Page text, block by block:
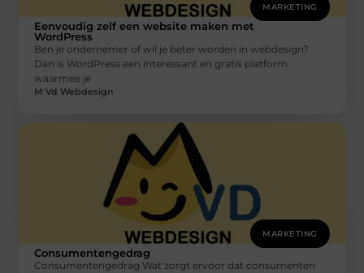
MARKETING
Eenvoudig zelf een website maken met
WordPress
Ben je ondernemer of wil je beter worden in webdesign?
Dan is WordPress een interessant en gratis platform
waarmee je
M Vd Webdesign
MARKETING
Consumentengedrag
Consumentengedrag Wat zorgt ervoor dat consumenten